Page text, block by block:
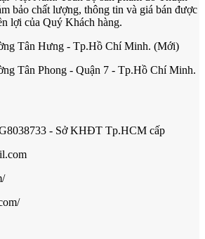
bảo chất lượng, thông tin và giá bán được
lợi của Quý Khách hàng.
Tân Hưng - Tp.Hồ Chí Minh. (Mới)
Tân Phong - Quận 7 - Tp.Hồ Chí Minh.
- Sở KHĐT Tp.HCM cấp